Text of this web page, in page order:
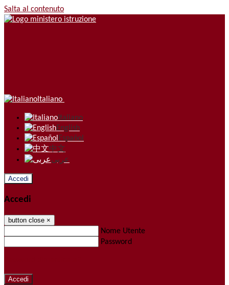
Salta al contenuto
Italiano
Italiano
English
Español
中文
عربى
Accedi
Accedi
button close ×
Nome Utente
Password